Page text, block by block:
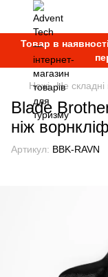
Товар в
Ножі Не складні
Blade
ніж
Артикул: BBK-RAVN